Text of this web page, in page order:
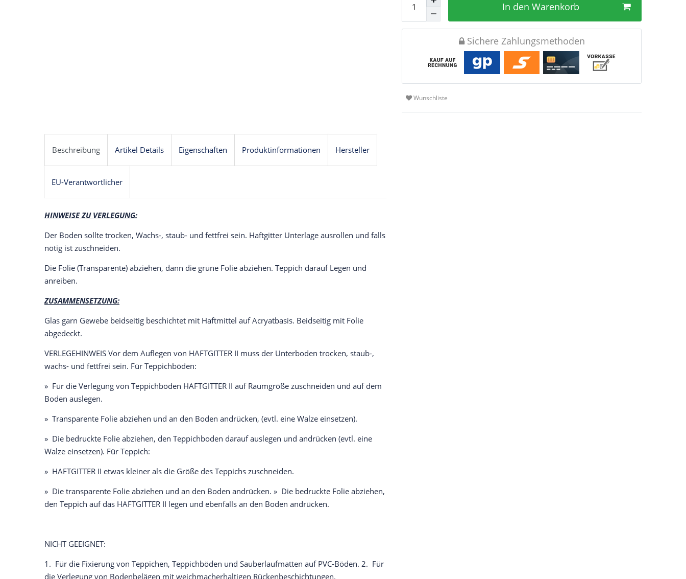
In den Warenkorb
Sichere Zahlungsmethoden
Wunschliste
Beschreibung Artikel Details Eigenschaften Produktinformationen Hersteller
EU-Verantwortlicher
HINWEISE ZU VERLEGUNG:
Der Boden sollte trocken, Wachs-, staub- und fettfrei sein. Haftgitter Unterlage ausrollen und falls
nötig ist zuschneiden.
Die Folie (Transparente) abziehen, dann die grüne Folie abziehen. Teppich darauf Legen und
anreiben.
ZUSAMMENSETZUNG:
Glas garn Gewebe beidseitig beschichtet mit Haftmittel auf Acryatbasis. Beidseitig mit Folie
abgedeckt.
VERLEGEHINWEIS Vor dem Auflegen von HAFTGITTER II muss der Unterboden trocken, staub-,
wachs- und fettfrei sein. Für Teppichböden:
» Für die Verlegung von Teppichböden HAFTGITTER II auf Raumgröße zuschneiden und auf dem
Boden auslegen.
» Transparente Folie abziehen und an den Boden andrücken, (evtl. eine Walze einsetzen).
» Die bedruckte Folie abziehen, den Teppichboden darauf auslegen und andrücken (evtl. eine
Walze einsetzen). Für Teppich:
» HAFTGITTER II etwas kleiner als die Größe des Teppichs zuschneiden.
» Die transparente Folie abziehen und an den Boden andrücken. » Die bedruckte Folie abziehen,
den Teppich auf das HAFTGITTER II legen und ebenfalls an den Boden andrücken.
NICHT GEEIGNET:
1. Für die Fixierung von Teppichen, Teppichböden und Sauberlaufmatten auf PVC-Böden. 2. Für
die Verlegung von Bodenbelägen mit weichmacherhaltigen Rückenbeschichtungen.